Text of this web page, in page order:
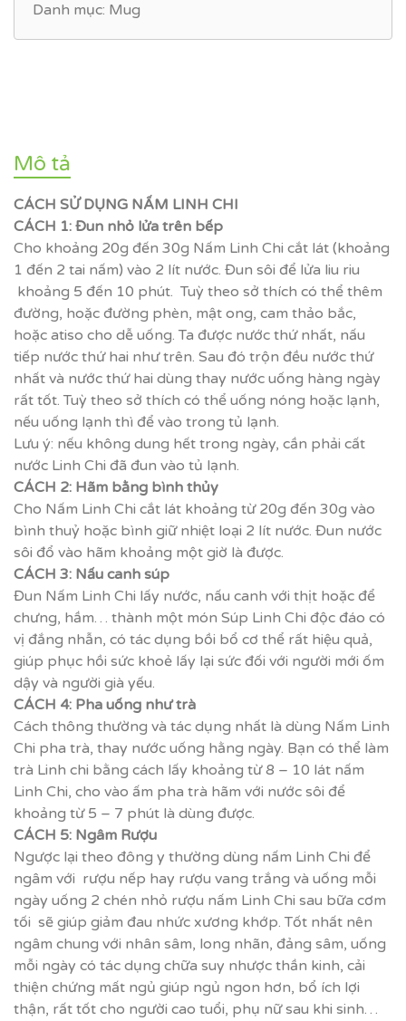
Danh mục: Mug
Mô tả
CÁCH SỬ DỤNG NẤM LINH CHI
CÁCH 1: Đun nhỏ lửa trên bếp
Cho khoảng 20g đến 30g Nấm Linh Chi cắt lát (khoảng
1 đến 2 tai nấm) vào 2 lít nước. Đun sôi để lửa liu riu
khoảng 5 đến 10 phút. Tuỳ theo sở thích có thể thêm
đường, hoặc đường phèn, mật ong, cam thảo bắc,
hoặc atiso cho dễ uống. Ta được nước thứ nhất, nấu
tiếp nước thứ hai như trên. Sau đó trộn đều nước thứ
nhất và nước thứ hai dùng thay nước uống hàng ngày
rất tốt. Tuỳ theo sở thích có thể uống nóng hoặc lạnh,
nếu uống lạnh thì để vào trong tủ lạnh.
Lưu ý: nếu không dung hết trong ngày, cần phải cất
nước Linh Chi đã đun vào tủ lạnh.
CÁCH 2: Hãm bằng bình thủy
Cho Nấm Linh Chi cắt lát khoảng từ 20g đến 30g vào
bình thuỷ hoặc bình giữ nhiệt loại 2 lít nước. Đun nước
sôi đổ vào hãm khoảng một giờ là được.
CÁCH 3: Nấu canh súp
Đun Nấm Linh Chi lấy nước, nấu canh với thịt hoặc để
chưng, hầm… thành một món Súp Linh Chi độc đáo có
vị đắng nhẫn, có tác dụng bồi bổ cơ thể rất hiệu quả,
giúp phục hồi sức khoẻ lấy lại sức đối với người mới ốm
dậy và người già yếu.
CÁCH 4: Pha uống như trà
Cách thông thường và tác dụng nhất là dùng Nấm Linh
Chi pha trà, thay nước uống hằng ngày. Bạn có thể làm
trà Linh chi bằng cách lấy khoảng từ 8 – 10 lát nấm
Linh Chi, cho vào ấm pha trà hãm với nước sôi để
khoảng từ 5 – 7 phút là dùng được.
CÁCH 5: Ngâm Rượu
Ngược lại theo đông y thường dùng nấm Linh Chi để
ngâm với rượu nếp hay rượu vang trắng và uống mỗi
ngày uống 2 chén nhỏ rượu nấm Linh Chi sau bữa cơm
tối sẽ giúp giảm đau nhức xương khớp. Tốt nhất nên
ngâm chung với nhân sâm, long nhãn, đảng sâm, uống
mỗi ngày có tác dụng chữa suy nhược thần kinh, cải
thiện chứng mất ngủ giúp ngủ ngon hơn, bổ ích lợi
thận, rất tốt cho người cao tuổi, phụ nữ sau khi sinh…